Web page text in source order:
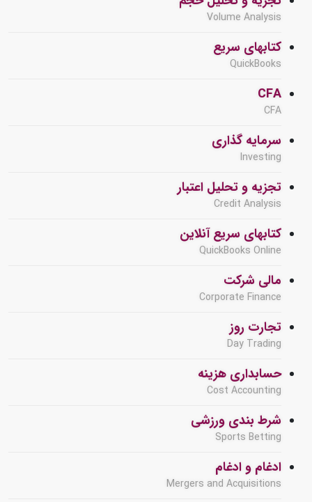
Volume Analysis
کتابهای سریع
QuickBooks
CFA
CFA
سرمایه گذاری
Investing
تجزیه و تحلیل اعتبار
Credit Analysis
کتابهای سریع آنلاین
QuickBooks Online
مالی شرکت
Corporate Finance
تجارت روز
Day Trading
حسابداری هزینه
Cost Accounting
شرط بندی ورزشی
Sports Betting
ادغام و ادغام
Mergers and Acquisitions